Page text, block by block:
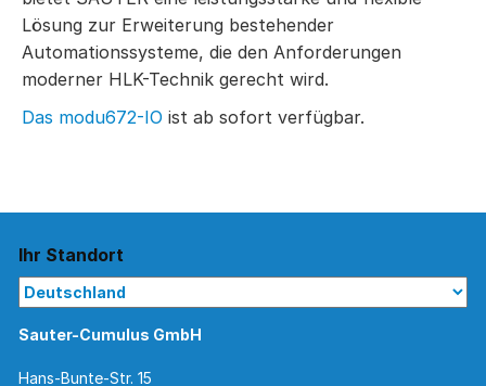
Lösung zur Erweiterung bestehender
Automationssysteme, die den Anforderungen
moderner HLK-Technik gerecht wird.
Das modu672-IO ist ab sofort verfügbar.
Ihr Standort
Sauter-Cumulus GmbH
Hans-Bunte-Str. 15